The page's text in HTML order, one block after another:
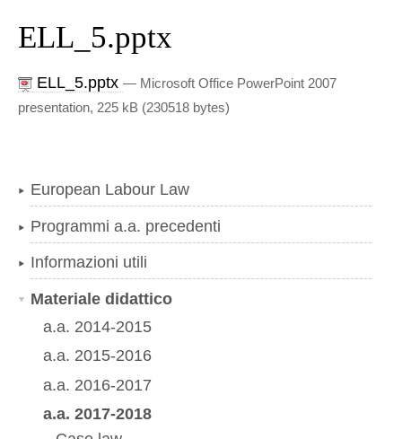
ELL_5.pptx
ELL_5.pptx— Microsoft Office PowerPoint 2007
presentation, 225 kB (230518 bytes)
European Labour Law
Programmi a.a. precedenti
Informazioni utili
Materiale didattico
a.a. 2014-2015
a.a. 2015-2016
a.a. 2016-2017
a.a. 2017-2018